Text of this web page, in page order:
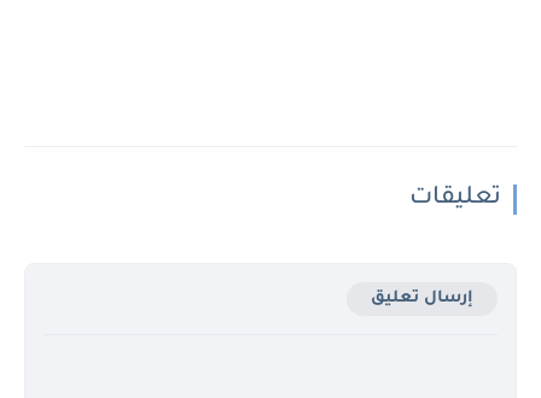
تعليقات
إرسال تعليق